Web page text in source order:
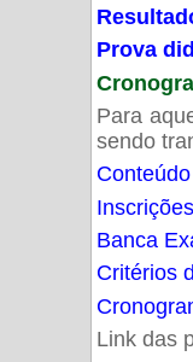
Prova
Para
sendo
Banca
Critérios
Link das